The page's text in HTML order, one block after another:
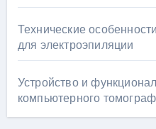
Технические
для электроэпиляции
Устройство и
компьютерного